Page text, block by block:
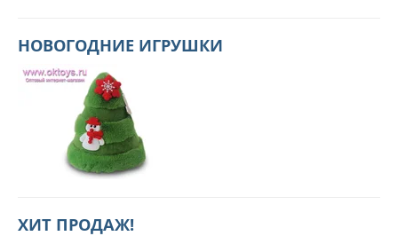
НОВОГОДНИЕ ИГРУШКИ
ХИТ ПРОДАЖ!